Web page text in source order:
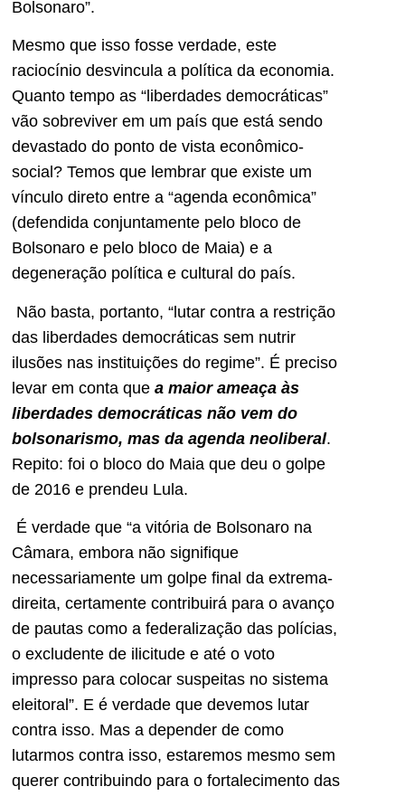
Bolsonaro”.
Mesmo que isso fosse verdade, este
raciocínio desvincula a política da economia.
Quanto tempo as “liberdades democráticas”
vão sobreviver em um país que está sendo
devastado do ponto de vista econômico-
social? Temos que lembrar que existe um
vínculo direto entre a “agenda econômica”
(defendida conjuntamente pelo bloco de
Bolsonaro e pelo bloco de Maia) e a
degeneração política e cultural do país.
Não basta, portanto, “lutar contra a restrição
das liberdades democráticas sem nutrir
ilusões nas instituições do regime”. É preciso
levar em conta que a maior ameaça às
liberdades democráticas não vem do
bolsonarismo, mas da agenda neoliberal.
Repito: foi o bloco do Maia que deu o golpe
de 2016 e prendeu Lula.
É verdade que “a vitória de Bolsonaro na
Câmara, embora não signifique
necessariamente um golpe final da extrema-
direita, certamente contribuirá para o avanço
de pautas como a federalização das polícias,
o excludente de ilicitude e até o voto
impresso para colocar suspeitas no sistema
eleitoral”. E é verdade que devemos lutar
contra isso. Mas a depender de como
lutarmos contra isso, estaremos mesmo sem
querer contribuindo para o fortalecimento das